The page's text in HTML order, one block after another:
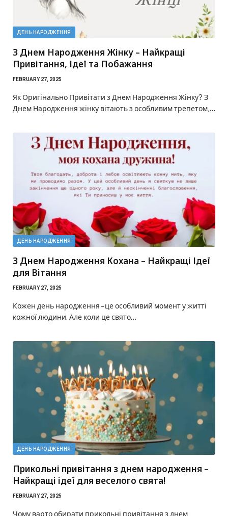
ДЕНЬ НАРОДЖЕННЯ
З Днем Народження Жінку – Найкращі
Привітання, Ідеї та Побажання
FEBRUARY 27, 2025
Як Оригінально Привітати з Днем Народження Жінку? З
Днем Народження жінку вітають з особливим трепетом,…
ДЕНЬ НАРОДЖЕННЯ
З Днем Народження Кохана – Найкращі Ідеї
для Вітання
FEBRUARY 27, 2025
Кожен день народження – це особливий момент у житті
кожної людини. Але коли це свято…
ДЕНЬ НАРОДЖЕННЯ
Прикольні привітання з днем народження –
Найкращі ідеї для веселого свята!
FEBRUARY 27, 2025
Чому варто обирати прикольні привітання з днем